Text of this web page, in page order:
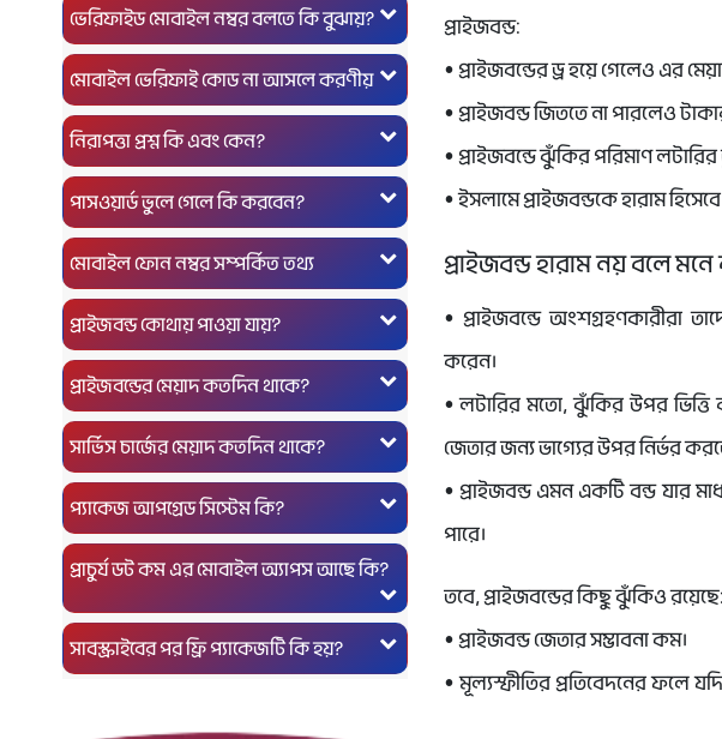
ভেরিফাইড মোবাইল নম্বর বলতে কি বুঝায়?
মোবাইল ভেরিফাই কোড না আসলে করণীয়
নিরাপত্তা প্রশ্ন কি এবং কেন?
পাসওয়ার্ড ভুলে গেলে কি করবেন?
মোবাইল ফোন নম্বর সম্পর্কিত তথ্য
প্রাইজবন্ড কোথায় পাওয়া যায়?
প্রাইজবন্ডের মেয়াদ কতদিন থাকে?
সার্ভিস চার্জের মেয়াদ কতদিন থাকে?
প্যাকেজ আপগ্রেড সিস্টেম কি?
প্রাচুর্য ডট কম এর মোবাইল অ্যাপস আছে কি?
সাবস্ক্রাইবের পর ফ্রি প্যাকেজটি কি হয়?
প্রাইজবন্ড:
• প্রাইজবন্ডের ড্র হয়ে গেলেও এর
• প্রাইজবন্ড জিততে না পারলেও
• প্রাইজবন্ডে ঝুঁকির পরিমাণ
• ইসলামে প্রাইজবন্ডকে হারাম
প্রাইজবন্ড হারাম নয় বলে
• প্রাইজবন্ডে অংশগ্রহণকারীরা
করেন।
• লটারির মতো, ঝুঁকির উপর ভিত্তি
জেতার জন্য ভাগ্যের উপর নির্ভর
• প্রাইজবন্ড এমন একটি বন্ড যার
পারে।
তবে, প্রাইজবন্ডের কিছু ঝুঁকিও রয়েছে:
• প্রাইজবন্ড জেতার সম্ভাবনা কম।
• মূল্যস্ফীতির প্রতিবেদনের ফলে